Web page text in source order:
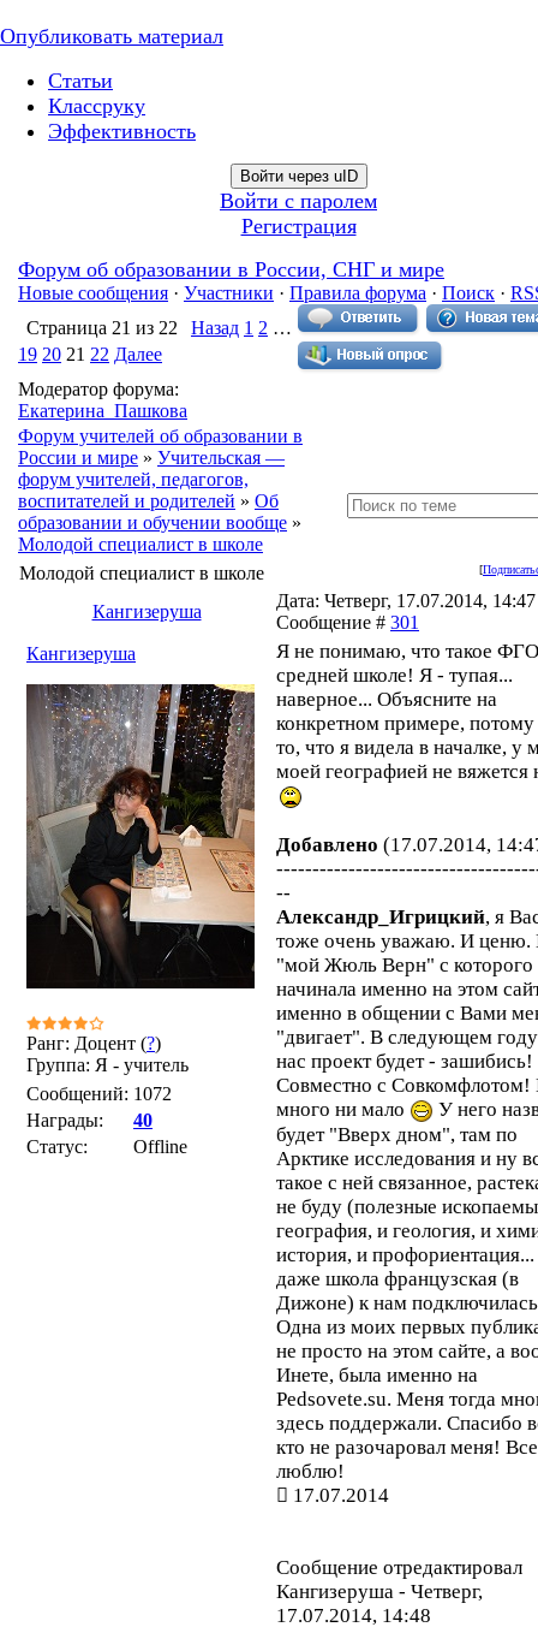
Опубликовать материал
Статьи
Классруку
Эффективность
Войти через uID
Войти с паролем
Регистрация
Форум об образовании в России, СНГ и мире
Новые сообщения · Участники · Правила форума · Поиск ·
Страница 21 из 22 Назад 1 2 …
19 20 21 22 Далее
Модератор форума:
Екатерина_Пашкова
Форум учителей об образовании в
России и мире » Учительская —
форум учителей, педагогов,
воспитателей и родителей » Об
образовании и обучении вообще »
Молодой специалист в школе
[
Молодой специалист в школе
Кангизеруша
Дата: Четверг, 17.07.2014,
Сообщение # 301
Кангизеруша
Ранг: Доцент (?)
Группа: Я - учитель
Сообщений: 1072
Награды:
40
Статус:
Offline
Я не понимаю, что такое
средней школе! Я - тупая...
наверное... Объясните на
конкретном примере, потому
то, что я видела в началке, у
моей географией не вяжется
Добавлено (17.07.2014,
--
Александр_Игрицкий, я
тоже очень уважаю. И ценю.
"мой Жюль Верн" с которого
начинала именно на этом
именно в общении с Вами
"двигает". В следующем
нас проект будет - зашибись!
Совместно с Совкомфлотом!
много ни мало
У него
будет "Вверх дном", там по
Арктике исследования и ну
такое с ней связанное,
не буду (полезные
география, и геология, и
история, и
даже школа французская (в
Дижоне) к нам
Одна из моих первых
не просто на этом сайте, а
Инете, была именно на
Pedsovete.su. Меня тогда
здесь поддержали. Спасибо
кто не разочаровал меня!
люблю!
17.07.2014
Сообщение отредактировал
Кангизеруша - Четверг,
17.07.2014, 14:48